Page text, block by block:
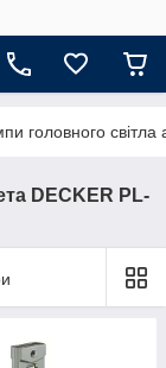
головного світла
DECKER PL-